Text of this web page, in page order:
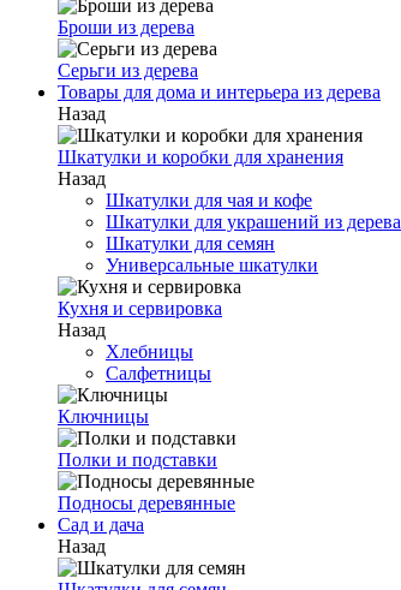
Броши из дерева
Серьги из дерева
Товары для дома и интерьера из дерева
Назад
Шкатулки и коробки для хранения
Назад
Шкатулки для чая и кофе
Шкатулки для украшений из дерева
Шкатулки для семян
Универсальные шкатулки
Кухня и сервировка
Назад
Хлебницы
Салфетницы
Ключницы
Полки и подставки
Подносы деревянные
Сад и дача
Назад